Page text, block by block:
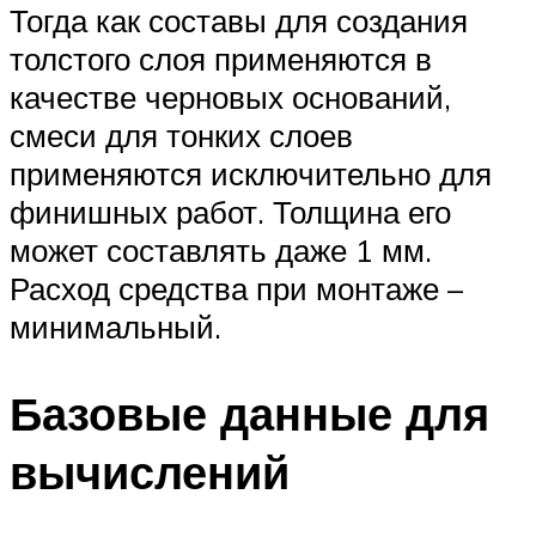
Тогда как составы для создания
толстого слоя применяются в
качестве черновых оснований,
смеси для тонких слоев
применяются исключительно для
финишных работ. Толщина его
может составлять даже 1 мм.
Расход средства при монтаже –
минимальный.
Базовые данные для
вычислений